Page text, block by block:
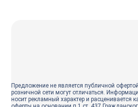
Предложение не является публичной
розничной сети могут отличаться.
носит рекламный характер и расценивается